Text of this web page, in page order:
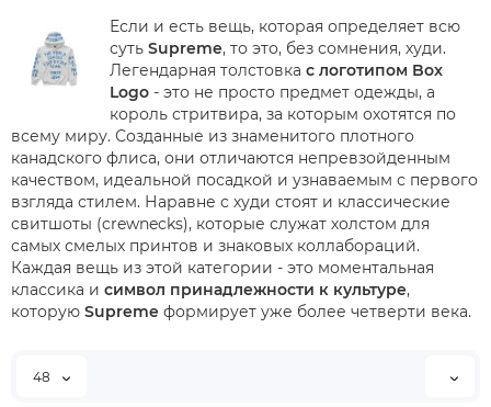
Если и есть вещь, которая определяет всю
суть Supreme, то это, без сомнения, худи.
Легендарная толстовка с логотипом Box
Logo - это не просто предмет одежды, а
король стритвира, за которым охотятся по
всему миру. Созданные из знаменитого плотного
канадского флиса, они отличаются непревзойденным
качеством, идеальной посадкой и узнаваемым с первого
взгляда стилем. Наравне с худи стоят и классические
свитшоты (crewnecks), которые служат холстом для
самых смелых принтов и знаковых коллабораций.
Каждая вещь из этой категории - это моментальная
классика и символ принадлежности к культуре,
которую Supreme формирует уже более четверти века.
48